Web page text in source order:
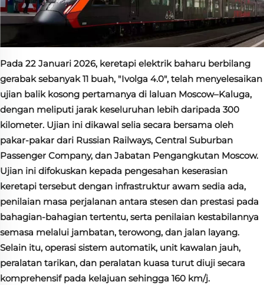
Pada 22 Januari 2026, keretapi elektrik baharu berbilang
gerabak sebanyak 11 buah, "Ivolga 4.0", telah menyelesaikan
ujian balik kosong pertamanya di laluan Moscow–Kaluga,
dengan meliputi jarak keseluruhan lebih daripada 300
kilometer. Ujian ini dikawal selia secara bersama oleh
pakar-pakar dari Russian Railways, Central Suburban
Passenger Company, dan Jabatan Pengangkutan Moscow.
Ujian ini difokuskan kepada pengesahan keserasian
keretapi tersebut dengan infrastruktur awam sedia ada,
penilaian masa perjalanan antara stesen dan prestasi pada
bahagian-bahagian tertentu, serta penilaian kestabilannya
semasa melalui jambatan, terowong, dan jalan layang.
Selain itu, operasi sistem automatik, unit kawalan jauh,
peralatan tarikan, dan peralatan kuasa turut diuji secara
komprehensif pada kelajuan sehingga 160 km/j.